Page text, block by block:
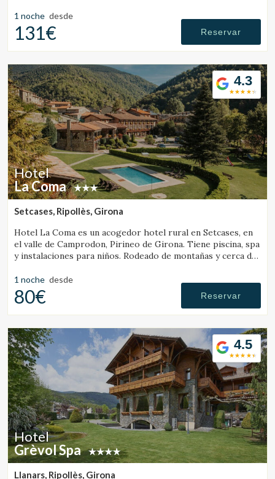
1 noche desde
131€ Reservar
4.3
Hotel
La Coma
Setcases, Ripollès, Girona
Hotel La Coma es un acogedor hotel rural en Setcases, en
el valle de Camprodon, Pirineo de Girona. Tiene piscina, spa
y instalaciones para niños. Rodeado de montañas y cerca de
1 noche desde
80€ Reservar
4.5
Hotel
Grèvol Spa
Llanars, Ripollès, Girona